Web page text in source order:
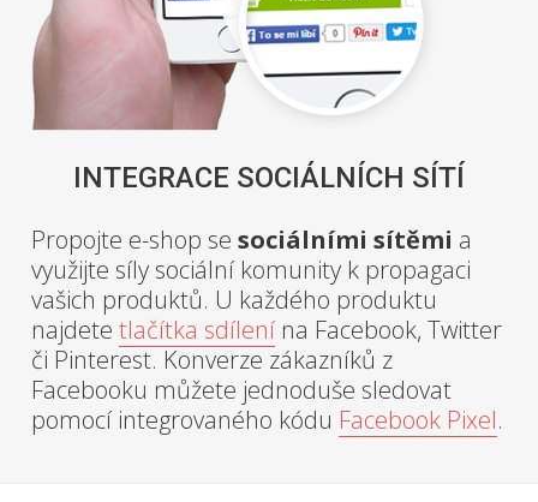
INTEGRACE SOCIÁLNÍCH SÍTÍ
Propojte e-shop sesociálními sítěmi a
využijte síly sociální komunity k propagaci
vašich produktů. U každého produktu
najdetetlačítka sdílení na Facebook, Twitter
či Pinterest. Konverze zákazníků z
Facebooku můžete jednoduše sledovat
pomocí integrovaného kódu Facebook Pixel.